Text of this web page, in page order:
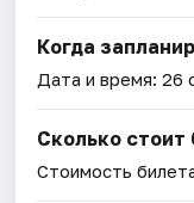
Когда
Дата и время:26
Сколько стоит
Стоимость